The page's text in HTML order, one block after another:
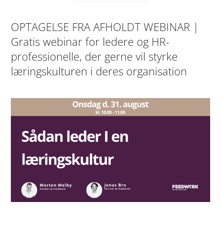
OPTAGELSE FRA AFHOLDT WEBINAR |
Gratis webinar for ledere og HR-
professionelle, der gerne vil styrke
læringskulturen i deres organisation